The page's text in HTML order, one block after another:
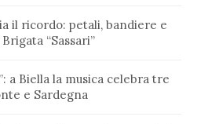
il ricordo: petali, bandiere e
“Sassari”
a Biella la musica celebra tre
e Sardegna